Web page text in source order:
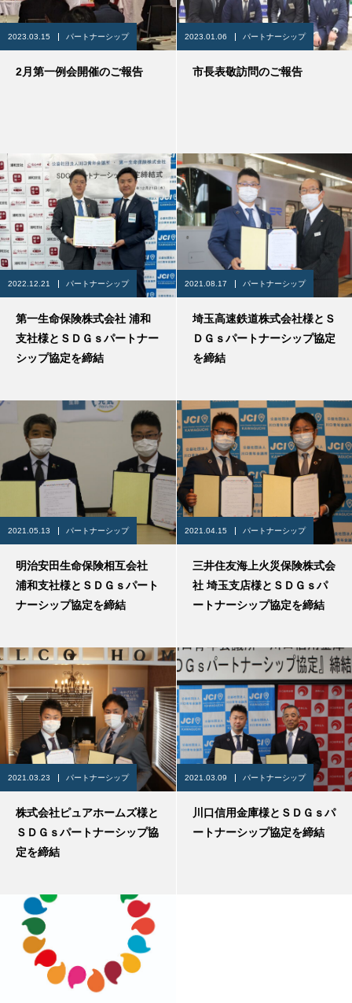
2023.03.15 パートナーシップ
2月第一例会開催のご報告
2023.01.06 パートナーシップ
市長表敬訪問のご報告
2022.12.21 パートナーシップ
第一生命保険株式会社 浦和
支社様とＳＤＧｓパートナー
シップ協定を締結
2021.08.17 パートナーシップ
埼玉高速鉄道株式会社様とＳ
ＤＧｓパートナーシップ協定
を締結
2021.05.13 パートナーシップ
明治安田生命保険相互会社
浦和支社様とＳＤＧｓパート
ナーシップ協定を締結
2021.04.15 パートナーシップ
三井住友海上火災保険株式会
社 埼玉支店様とＳＤＧｓパ
ートナーシップ協定を締結
2021.03.23 パートナーシップ
株式会社ピュアホームズ様と
ＳＤＧｓパートナーシップ協
定を締結
2021.03.09 パートナーシップ
川口信用金庫様とＳＤＧｓパ
ートナーシップ協定を締結